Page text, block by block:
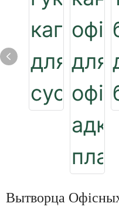
Вытворца